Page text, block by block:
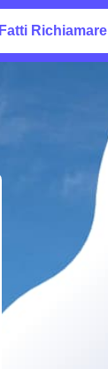
Fatti Richiamare